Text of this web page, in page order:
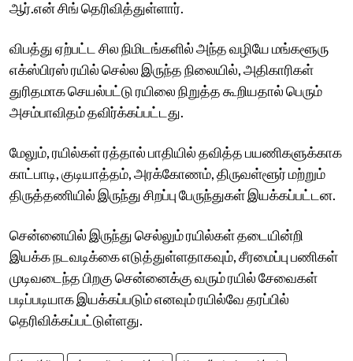
ஆர்.என் சிங் தெரிவித்துள்ளார்.
விபத்து ஏற்பட்ட சில நிமிடங்களில் அந்த வழியே மங்களூரு
எக்ஸ்பிரஸ் ரயில் செல்ல இருந்த நிலையில், அதிகாரிகள்
துரிதமாக செயல்பட்டு ரயிலை நிறுத்த கூறியதால் பெரும்
அசம்பாவிதம் தவிர்க்கப்பட்டது.
மேலும், ரயில்கள் ரத்தால் பாதியில் தவித்த பயணிகளுக்காக
காட்பாடி, குடியாத்தம், அரக்கோணம், திருவள்ளூர் மற்றும்
திருத்தணியில் இருந்து சிறப்பு பேருந்துகள் இயக்கப்பட்டன.
சென்னையில் இருந்து செல்லும் ரயில்கள் தடையின்றி
இயக்க நடவடிக்கை எடுத்துள்ளதாகவும், சீரமைப்பு பணிகள்
முடிவடைந்த பிறகு சென்னைக்கு வரும் ரயில் சேவைகள்
படிப்படியாக இயக்கப்படும் எனவும் ரயில்வே தரப்பில்
தெரிவிக்கப்பட்டுள்ளது.